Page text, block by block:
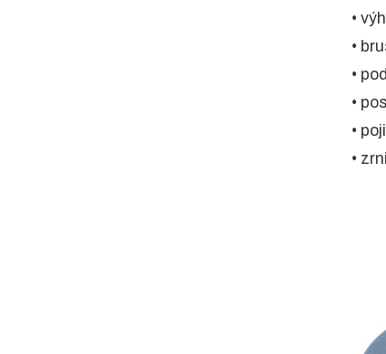
•
•
•
•
•
•